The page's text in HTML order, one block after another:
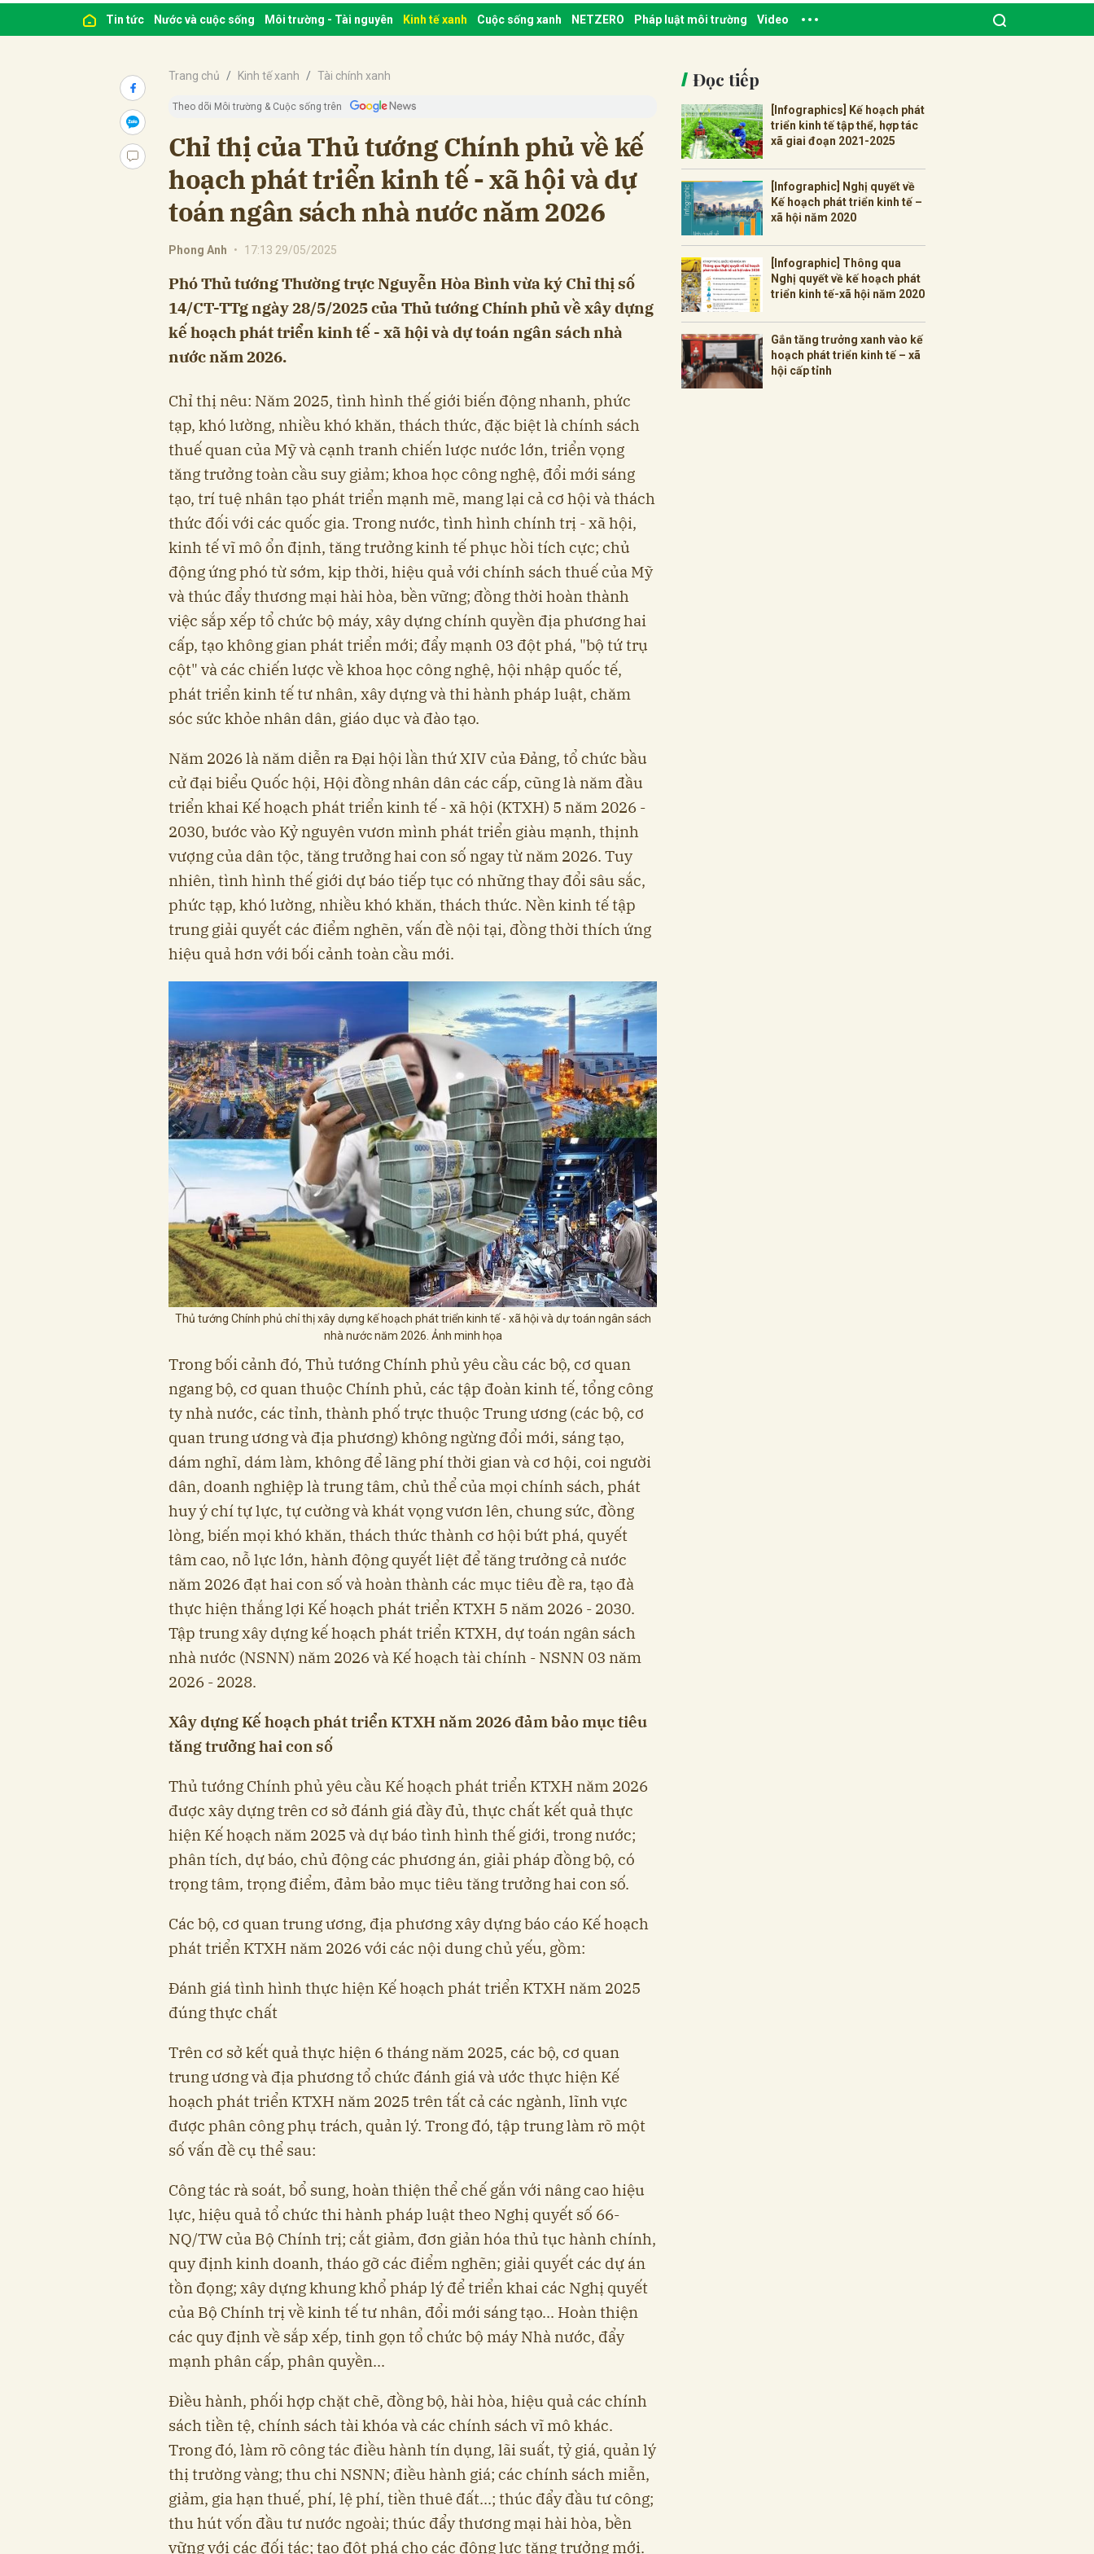
Tin tức Nước và cuộc sống Môi trường - Tài nguyên Kinh tế xanh Cuộc sống xanh NETZERO Pháp luật môi trường Video
Trang chủ Kinh tế xanh Tài chính xanh
Theo dõi Môi trường & Cuộc sống trên
Chỉ thị của Thủ tướng Chính phủ về kế
hoạch phát triển kinh tế - xã hội và dự
toán ngân sách nhà nước năm 2026
Phong Anh • 17:13 29/05/2025
Phó Thủ tướng Thường trực Nguyễn Hòa Bình vừa ký Chỉ thị số
14/CT-TTg ngày 28/5/2025 của Thủ tướng Chính phủ về xây dựng
kế hoạch phát triển kinh tế - xã hội và dự toán ngân sách nhà
nước năm 2026.
Chỉ thị nêu: Năm 2025, tình hình thế giới biến động nhanh, phức
tạp, khó lường, nhiều khó khăn, thách thức, đặc biệt là chính sách
thuế quan của Mỹ và cạnh tranh chiến lược nước lớn, triển vọng
tăng trưởng toàn cầu suy giảm; khoa học công nghệ, đổi mới sáng
tạo, trí tuệ nhân tạo phát triển mạnh mẽ, mang lại cả cơ hội và thách
thức đối với các quốc gia. Trong nước, tình hình chính trị - xã hội,
kinh tế vĩ mô ổn định, tăng trưởng kinh tế phục hồi tích cực; chủ
động ứng phó từ sớm, kịp thời, hiệu quả với chính sách thuế của Mỹ
và thúc đẩy thương mại hài hòa, bền vững; đồng thời hoàn thành
việc sắp xếp tổ chức bộ máy, xây dựng chính quyền địa phương hai
cấp, tạo không gian phát triển mới; đẩy mạnh 03 đột phá, "bộ tứ trụ
cột" và các chiến lược về khoa học công nghệ, hội nhập quốc tế,
phát triển kinh tế tư nhân, xây dựng và thi hành pháp luật, chăm
sóc sức khỏe nhân dân, giáo dục và đào tạo.
Năm 2026 là năm diễn ra Đại hội lần thứ XIV của Đảng, tổ chức bầu
cử đại biểu Quốc hội, Hội đồng nhân dân các cấp, cũng là năm đầu
triển khai Kế hoạch phát triển kinh tế - xã hội (KTXH) 5 năm 2026 -
2030, bước vào Kỷ nguyên vươn mình phát triển giàu mạnh, thịnh
vượng của dân tộc, tăng trưởng hai con số ngay từ năm 2026. Tuy
nhiên, tình hình thế giới dự báo tiếp tục có những thay đổi sâu sắc,
phức tạp, khó lường, nhiều khó khăn, thách thức. Nền kinh tế tập
trung giải quyết các điểm nghẽn, vấn đề nội tại, đồng thời thích ứng
hiệu quả hơn với bối cảnh toàn cầu mới.
Thủ tướng Chính phủ chỉ thị xây dựng kế hoạch phát triển kinh tế - xã hội và dự toán ngân sách
nhà nước năm 2026. Ảnh minh họa
Trong bối cảnh đó, Thủ tướng Chính phủ yêu cầu các bộ, cơ quan
ngang bộ, cơ quan thuộc Chính phủ, các tập đoàn kinh tế, tổng công
ty nhà nước, các tỉnh, thành phố trực thuộc Trung ương (các bộ, cơ
quan trung ương và địa phương) không ngừng đổi mới, sáng tạo,
dám nghĩ, dám làm, không để lãng phí thời gian và cơ hội, coi người
dân, doanh nghiệp là trung tâm, chủ thể của mọi chính sách, phát
huy ý chí tự lực, tự cường và khát vọng vươn lên, chung sức, đồng
lòng, biến mọi khó khăn, thách thức thành cơ hội bứt phá, quyết
tâm cao, nỗ lực lớn, hành động quyết liệt để tăng trưởng cả nước
năm 2026 đạt hai con số và hoàn thành các mục tiêu đề ra, tạo đà
thực hiện thắng lợi Kế hoạch phát triển KTXH 5 năm 2026 - 2030.
Tập trung xây dựng kế hoạch phát triển KTXH, dự toán ngân sách
nhà nước (NSNN) năm 2026 và Kế hoạch tài chính - NSNN 03 năm
2026 - 2028.
Xây dựng Kế hoạch phát triển KTXH năm 2026 đảm bảo mục tiêu
tăng trưởng hai con số
Thủ tướng Chính phủ yêu cầu Kế hoạch phát triển KTXH năm 2026
được xây dựng trên cơ sở đánh giá đầy đủ, thực chất kết quả thực
hiện Kế hoạch năm 2025 và dự báo tình hình thế giới, trong nước;
phân tích, dự báo, chủ động các phương án, giải pháp đồng bộ, có
trọng tâm, trọng điểm, đảm bảo mục tiêu tăng trưởng hai con số.
Các bộ, cơ quan trung ương, địa phương xây dựng báo cáo Kế hoạch
phát triển KTXH năm 2026 với các nội dung chủ yếu, gồm:
Đánh giá tình hình thực hiện Kế hoạch phát triển KTXH năm 2025
đúng thực chất
Trên cơ sở kết quả thực hiện 6 tháng năm 2025, các bộ, cơ quan
trung ương và địa phương tổ chức đánh giá và ước thực hiện Kế
hoạch phát triển KTXH năm 2025 trên tất cả các ngành, lĩnh vực
được phân công phụ trách, quản lý. Trong đó, tập trung làm rõ một
số vấn đề cụ thể sau:
Công tác rà soát, bổ sung, hoàn thiện thể chế gắn với nâng cao hiệu
lực, hiệu quả tổ chức thi hành pháp luật theo Nghị quyết số 66-
NQ/TW của Bộ Chính trị; cắt giảm, đơn giản hóa thủ tục hành chính,
quy định kinh doanh, tháo gỡ các điểm nghẽn; giải quyết các dự án
tồn đọng; xây dựng khung khổ pháp lý để triển khai các Nghị quyết
của Bộ Chính trị về kinh tế tư nhân, đổi mới sáng tạo... Hoàn thiện
các quy định về sắp xếp, tinh gọn tổ chức bộ máy Nhà nước, đẩy
mạnh phân cấp, phân quyền...
Điều hành, phối hợp chặt chẽ, đồng bộ, hài hòa, hiệu quả các chính
sách tiền tệ, chính sách tài khóa và các chính sách vĩ mô khác.
Trong đó, làm rõ công tác điều hành tín dụng, lãi suất, tỷ giá, quản lý
thị trường vàng; thu chi NSNN; điều hành giá; các chính sách miễn,
giảm, gia hạn thuế, phí, lệ phí, tiền thuê đất...; thúc đẩy đầu tư công;
thu hút vốn đầu tư nước ngoài; thúc đẩy thương mại hài hòa, bền
vững với các đối tác; tạo đột phá cho các động lực tăng trưởng mới.
Đọc tiếp
[Infographics] Kế hoạch phát
triển kinh tế tập thể, hợp tác
xã giai đoạn 2021-2025
[Infographic] Nghị quyết về
Kế hoạch phát triển kinh tế –
xã hội năm 2020
[Infographic] Thông qua
Nghị quyết về kế hoạch phát
triển kinh tế-xã hội năm 2020
Gắn tăng trưởng xanh vào kế
hoạch phát triển kinh tế – xã
hội cấp tỉnh